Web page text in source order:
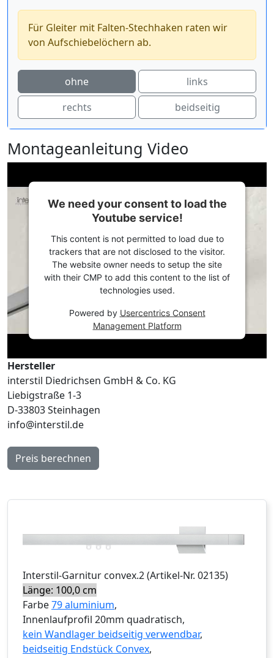
Für Gleiter mit Falten-Stechhaken raten wir
von Aufschiebelöchern ab.
ohne
links
rechts
beidseitig
Montageanleitung Video
We need your consent to load the
Youtube service!
This content is not permitted to load due to
trackers that are not disclosed to the visitor.
The website owner needs to setup the site
with their CMP to add this content to the list of
technologies used.
Powered by Usercentrics Consent
Management Platform
Hersteller
interstil Diedrichsen GmbH & Co. KG
Liebigstraße 1-3
D-33803 Steinhagen
info@interstil.de
Preis berechnen
Interstil-Garnitur convex.2(Artikel-Nr. 02135)
Länge: 100,0 cm
Farbe79 aluminium,
Innenlaufprofil 20mm quadratisch,
kein Wandlager beidseitig verwendbar,
beidseitig Endstück Convex,